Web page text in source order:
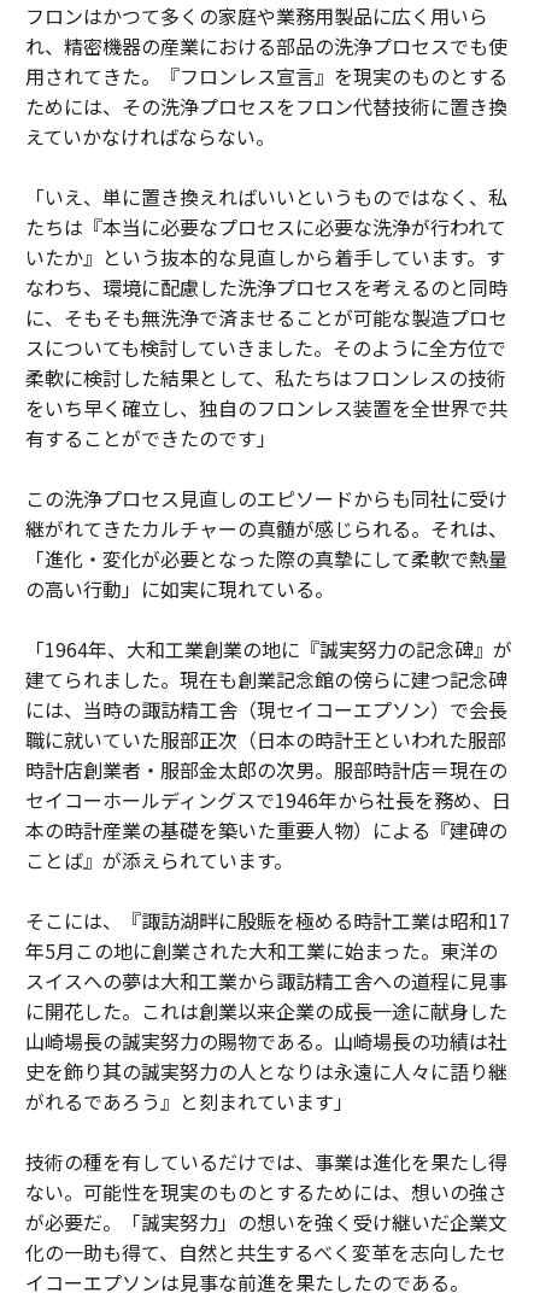
フロンはかつて多くの家庭や業務用製品に広く用いら
れ、精密機器の産業における部品の洗浄プロセスでも使
用されてきた。『フロンレス宣言』を現実のものとする
ためには、その洗浄プロセスをフロン代替技術に置き換
えていかなければならない。
「いえ、単に置き換えればいいというものではなく、私
たちは『本当に必要なプロセスに必要な洗浄が行われて
いたか』という抜本的な見直しから着手しています。す
なわち、環境に配慮した洗浄プロセスを考えるのと同時
に、そもそも無洗浄で済ませることが可能な製造プロセ
スについても検討していきました。そのように全方位で
柔軟に検討した結果として、私たちはフロンレスの技術
をいち早く確立し、独自のフロンレス装置を全世界で共
有することができたのです」
この洗浄プロセス見直しのエピソードからも同社に受け
継がれてきたカルチャーの真髄が感じられる。それは、
「進化・変化が必要となった際の真摯にして柔軟で熱量
の高い行動」に如実に現れている。
「1964年、大和工業創業の地に『誠実努力の記念碑』が
建てられました。現在も創業記念館の傍らに建つ記念碑
には、当時の諏訪精工舎（現セイコーエプソン）で会長
職に就いていた服部正次（日本の時計王といわれた服部
時計店創業者・服部金太郎の次男。服部時計店＝現在の
セイコーホールディングスで1946年から社長を務め、日
本の時計産業の基礎を築いた重要人物）による『建碑の
ことば』が添えられています。
そこには、『諏訪湖畔に殷賑を極める時計工業は昭和17
年5月この地に創業された大和工業に始まった。東洋の
スイスへの夢は大和工業から諏訪精工舎への道程に見事
に開花した。これは創業以来企業の成長一途に献身した
山崎場長の誠実努力の賜物である。山崎場長の功績は社
史を飾り其の誠実努力の人となりは永遠に人々に語り継
がれるであろう』と刻まれています」
技術の種を有しているだけでは、事業は進化を果たし得
ない。可能性を現実のものとするためには、想いの強さ
が必要だ。「誠実努力」の想いを強く受け継いだ企業文
化の一助も得て、自然と共生するべく変革を志向したセ
イコーエプソンは見事な前進を果たしたのである。